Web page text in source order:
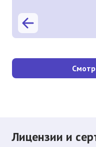
Лицензии и